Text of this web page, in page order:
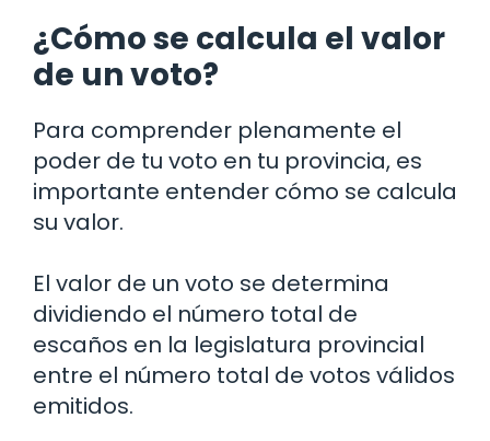
¿Cómo se calcula el valor
de un voto?
Para comprender plenamente el
poder de tu voto en tu provincia, es
importante entender cómo se calcula
su valor.
El valor de un voto se determina
dividiendo el número total de
escaños en la legislatura provincial
entre el número total de votos válidos
emitidos.